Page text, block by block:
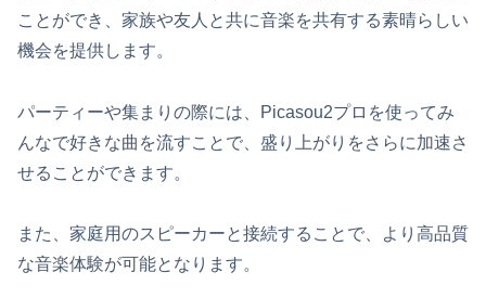
ことができ、家族や友人と共に音楽を共有する素晴らしい
機会を提供します。
パーティーや集まりの際には、Picasou2プロを使ってみ
んなで好きな曲を流すことで、盛り上がりをさらに加速さ
せることができます。
また、家庭用のスピーカーと接続することで、より高品質
な音楽体験が可能となります。